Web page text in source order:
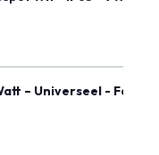
– Universeel - Fase